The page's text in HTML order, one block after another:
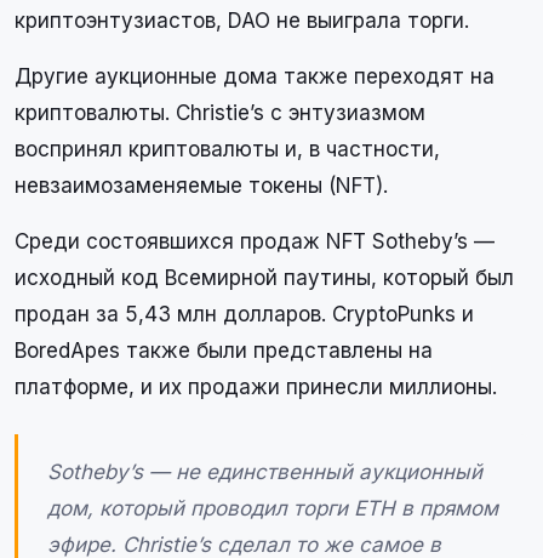
криптоэнтузиастов, DAO не выиграла торги.
Другие аукционные дома также переходят на
криптовалюты. Christie’s с энтузиазмом
воспринял криптовалюты и, в частности,
невзаимозаменяемые токены (NFT).
Среди состоявшихся продаж NFT Sotheby’s —
исходный код Всемирной паутины, который был
продан за 5,43 млн долларов. CryptoPunks и
BoredApes также были представлены на
платформе, и их продажи принесли миллионы.
Sotheby’s — не единственный аукционный
дом, который проводил торги ETH в прямом
эфире. Christie’s сделал то же самое в